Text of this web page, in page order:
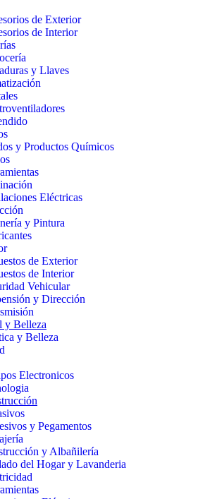
de Exterior
de Interior
y Llaves
y Productos Químicos
Eléctricas
y Pintura
de Exterior
de Interior
Vehicular
y Dirección
y Belleza
y Belleza
Electronicos
y Pegamentos
y Albañilería
del Hogar y Lavanderia